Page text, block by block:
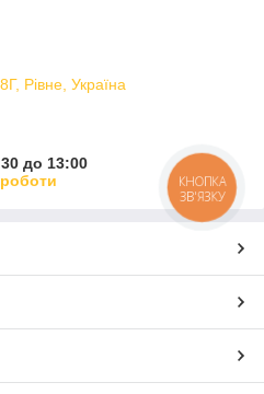
Рівне, Україна
до 13:00
КНОПКА
ЗВ'ЯЗКУ